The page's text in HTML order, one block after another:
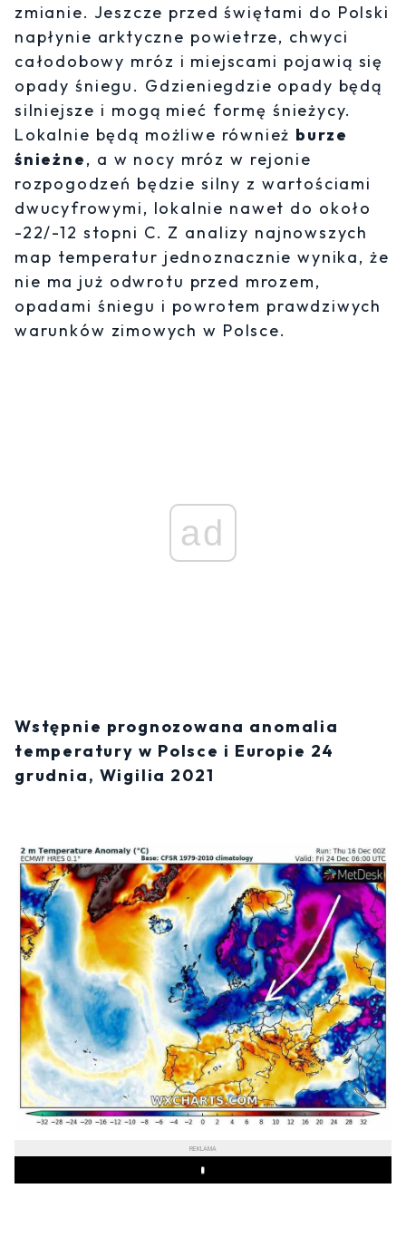
zmianie. Jeszcze przed świętami do Polski
napłynie arktyczne powietrze, chwyci
całodobowy mróz i miejscami pojawią się
opady śniegu. Gdzieniegdzie opady będą
silniejsze i mogą mieć formę śnieżycy.
Lokalnie będą możliwe również burze
śnieżne, a w nocy mróz w rejonie
rozpogodzeń będzie silny z wartościami
dwucyfrowymi, lokalnie nawet do około
-22/-12 stopni C. Z analizy najnowszych
map temperatur jednoznacznie wynika, że
nie ma już odwrotu przed mrozem,
opadami śniegu i powrotem prawdziwych
warunków zimowych w Polsce.
ad
Wstępnie prognozowana anomalia
temperatury w Polsce i Europie 24
grudnia, Wigilia 2021
REKLAMA
Play